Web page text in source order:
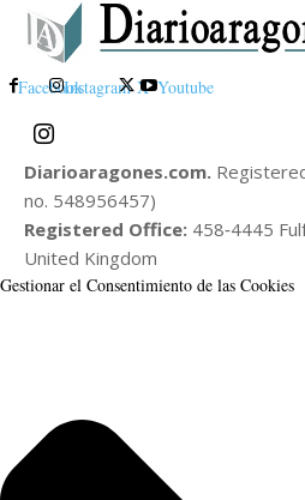
FacebookInstagram X Youtube
Diarioaragones.com.
no. 548956457)
Registered Office: 458‑4445
United Kingdom
Gestionar el Consentimiento de las Cookies